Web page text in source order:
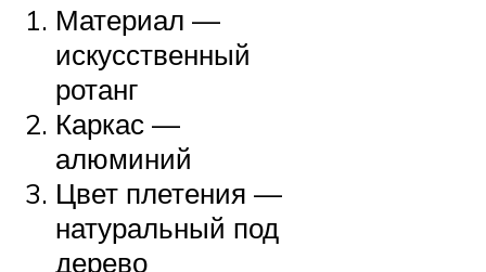
Материал —
искусственный
ротанг
Каркас —
алюминий
Цвет плетения —
натуральный под
дерево